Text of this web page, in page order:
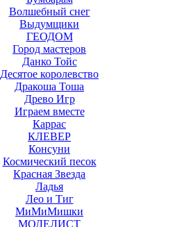
Волшебный снег
Выдумщики
ГЕОДОМ
Город мастеров
Данко Тойс
Десятое королевство
Дракоша Тоша
Древо Игр
Играем вместе
Каррас
КЛЕВЕР
Консуни
Космический песок
Красная Звезда
Ладья
Лео и Тиг
МиМиМишки
МОДЕЛИСТ